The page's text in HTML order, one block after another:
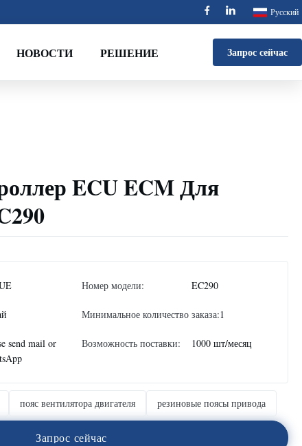
Русский
НОВОСТИ РЕШЕНИЕ Запрос сейчас
ECU ECM Для
Номер модели: EC290
Минимальное количество заказа:1
send mail or
Возможность поставки: 1000 шт/месяц
пояс вентилятора двигателя резиновые поясы привода
Запрос сейчас